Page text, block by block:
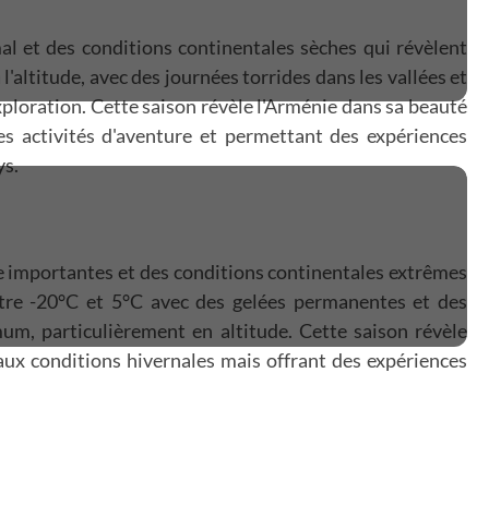
et des conditions continentales sèches qui révèlent
avec des journées torrides dans les vallées et
Cette saison révèle l'Arménie dans sa beauté
activités d'aventure et permettant des expériences
importantes et des conditions continentales extrêmes
20°C et 5°C avec des gelées permanentes et des
particulièrement en altitude. Cette saison révèle
conditions hivernales mais offrant des expériences